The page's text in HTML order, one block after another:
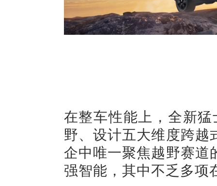
在整车性能上，全新
野、设计五大维度跨
企中唯一聚焦越野赛
强智能，其中不乏多项